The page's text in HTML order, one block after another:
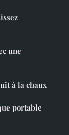
une
à la chaux
portable